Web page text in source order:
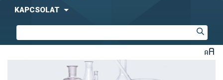
KAPCSOLAT